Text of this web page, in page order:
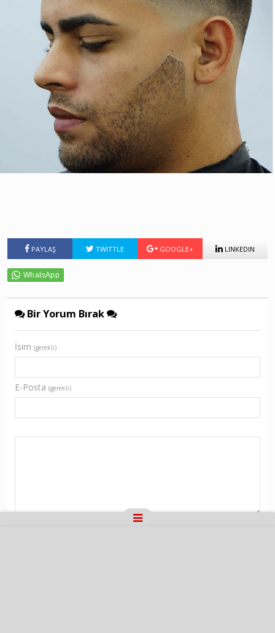
PAYLAŞ TWITTLE GOOGLE+ LINKEDIN
Bir Yorum Bırak
İsim (gerekli)
E-Posta (gerekli)